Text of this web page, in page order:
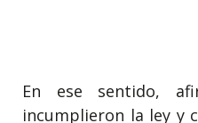
En ese sentido,
incumplieron la ley y